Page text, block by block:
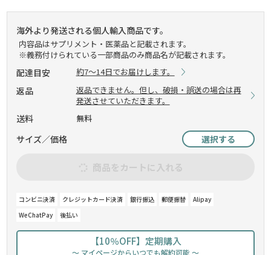
海外より発送される個人輸入商品です。
内容品はサプリメント・医薬品と記載されます。
※義務付けられている一部商品のみ商品名が記載されます。
配達目安 約7～14日でお届けします。
返品
返品できません。但し、破損・誤送の場合は再
発送させていただきます。
送料 無料
サイズ／価格 選択する
商品をカートに入れる
コンビニ決済 クレジットカード決済 銀行振込 郵便振替
Alipay
WeChatPay
後払い
【10％OFF】定期購入
～ マイページからいつでも解約可能 ～